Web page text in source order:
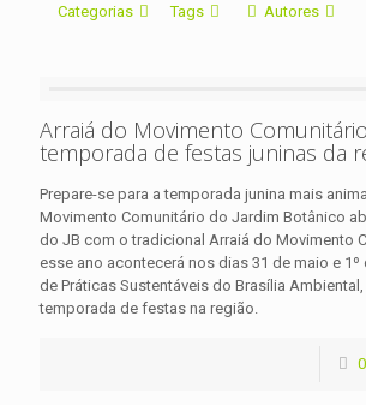
Categorias Tags Autores
Arraiá do Movimento
temporada de festas juninas da
Prepare-se para a temporada junina mais
Movimento Comunitário do Jardim Botânico
do JB com o tradicional Arraiá do Movimento
esse ano acontecerá nos dias 31 de maio e 1º
de Práticas Sustentáveis do Brasília
temporada de festas na região.
0